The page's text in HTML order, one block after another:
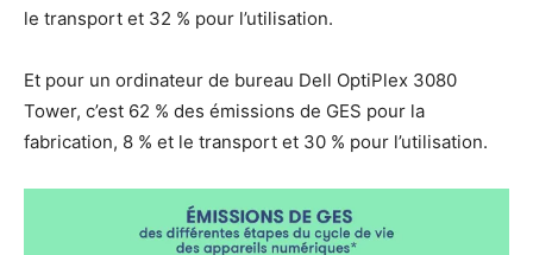
le transport et 32 % pour l’utilisation.
Et pour un ordinateur de bureau Dell OptiPlex 3080
Tower, c’est 62 % des émissions de GES pour la
fabrication, 8 % et le transport et 30 % pour l’utilisation.